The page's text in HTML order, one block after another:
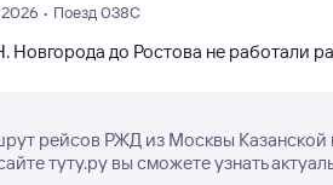
• Поезд 038С
Новгорода до Ростова не работали
рейсов РЖД из Москвы
туту.ру вы сможете узнать